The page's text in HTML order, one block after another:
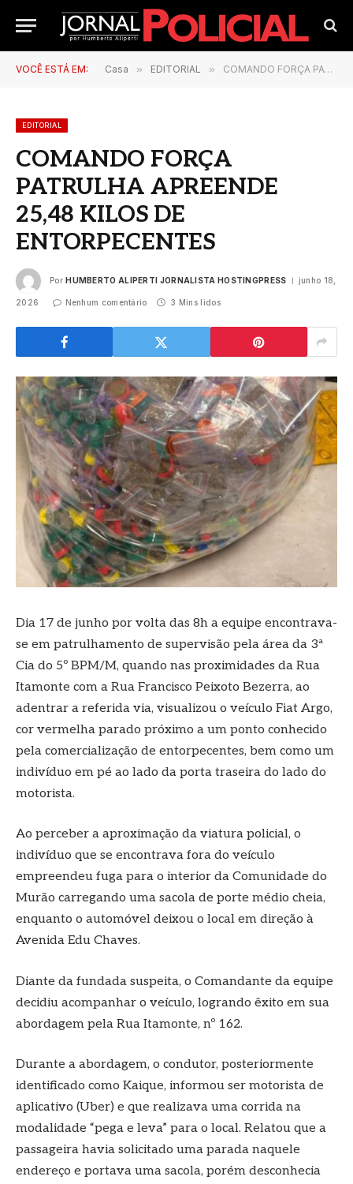
VOCÊ ESTÁ EM: Casa » EDITORIAL » COMANDO FORÇA PATRULHA APREENDE 25,48 KILOS DE ENTORPECENTES
EDITORIAL
COMANDO FORÇA
PATRULHA APREENDE
25,48 KILOS DE
ENTORPECENTES
Por HUMBERTO ALIPERTI JORNALISTA HOSTINGPRESS junho 18,
2026 Nenhum comentário 3 Mins lidos
Dia 17 de junho por volta das 8h a equipe encontrava-
se em patrulhamento de supervisão pela área da 3ª
Cia do 5º BPM/M, quando nas proximidades da Rua
Itamonte com a Rua Francisco Peixoto Bezerra, ao
adentrar a referida via, visualizou o veículo Fiat Argo,
cor vermelha parado próximo a um ponto conhecido
pela comercialização de entorpecentes, bem como um
indivíduo em pé ao lado da porta traseira do lado do
motorista.
Ao perceber a aproximação da viatura policial, o
indivíduo que se encontrava fora do veículo
empreendeu fuga para o interior da Comunidade do
Murão carregando uma sacola de porte médio cheia,
enquanto o automóvel deixou o local em direção à
Avenida Edu Chaves.
Diante da fundada suspeita, o Comandante da equipe
decidiu acompanhar o veículo, logrando êxito em sua
abordagem pela Rua Itamonte, nº 162.
Durante a abordagem, o condutor, posteriormente
identificado como Kaique, informou ser motorista de
aplicativo (Uber) e que realizava uma corrida na
modalidade “pega e leva” para o local. Relatou que a
passageira havia solicitado uma parada naquele
endereço e portava uma sacola, porém desconhecia